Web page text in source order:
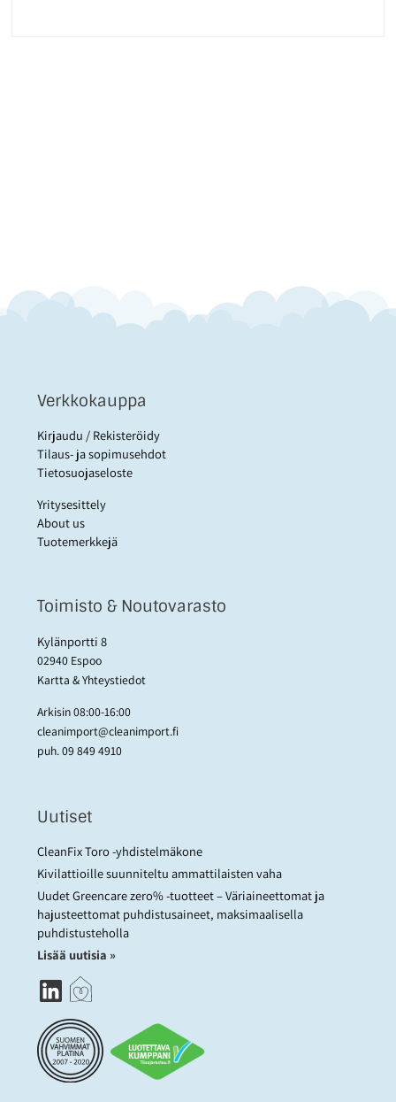
Verkkokauppa
Kirjaudu / Rekisteröidy
Tilaus- ja sopimusehdot
Tietosuojaseloste
Yritysesittely
About us
Tuotemerkkejä
Toimisto & Noutovarasto
Kylänportti 8
02940 Espoo
Kartta & Yhteystiedot
Arkisin 08:00-16:00
cleanimport@cleanimport.fi
puh.09 849 4910
Uutiset
CleanFix Toro -yhdistelmäkone
Kivilattioille suunniteltu ammattilaisten vaha
Uudet Greencare zero% -tuotteet – Väriaineettomat ja
hajusteettomat puhdistusaineet, maksimaalisella
puhdistusteholla
Lisää uutisia »